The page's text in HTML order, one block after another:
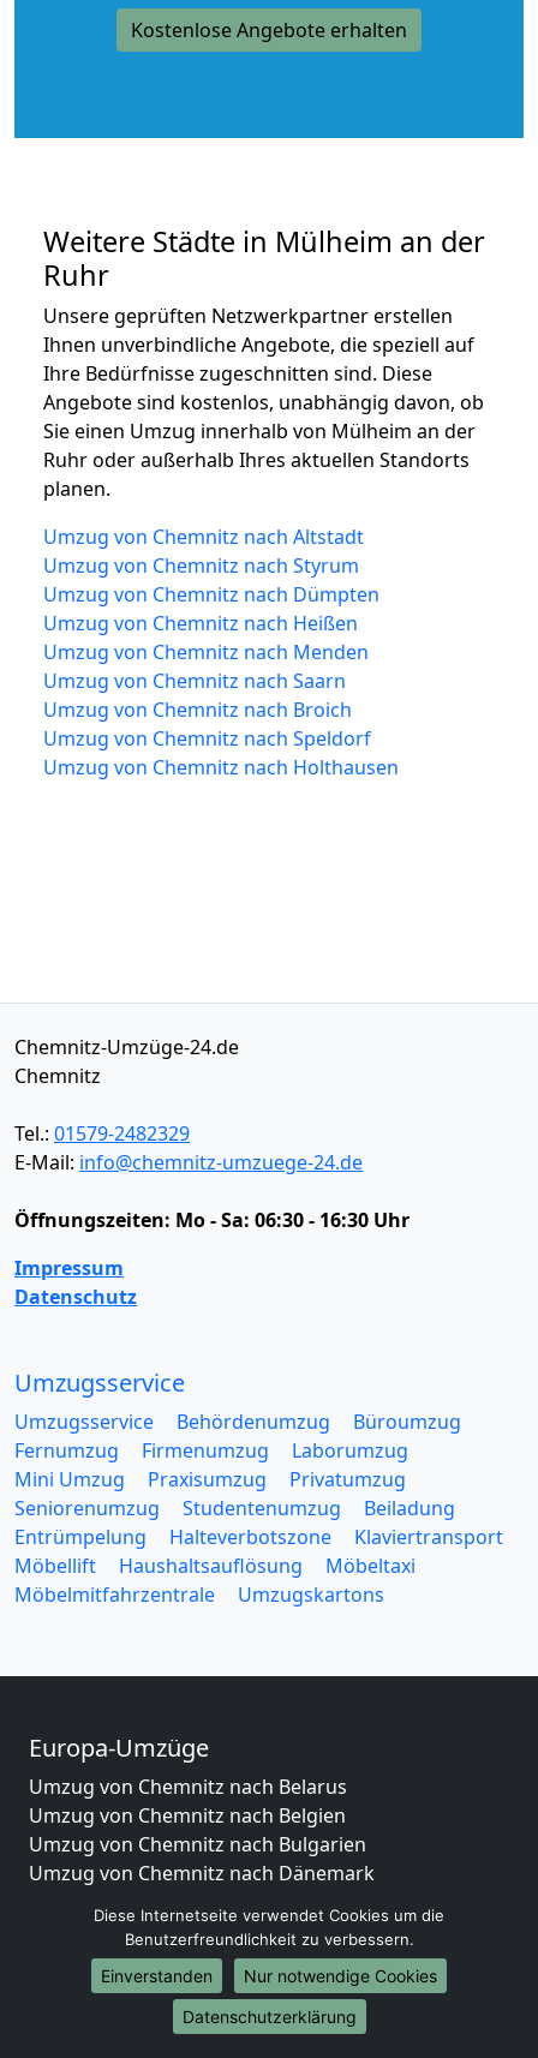
Kostenlose Angebote erhalten
Weitere Städte in Mülheim an der
Ruhr
Unsere geprüften Netzwerkpartner erstellen
Ihnen unverbindliche Angebote, die speziell auf
Ihre Bedürfnisse zugeschnitten sind. Diese
Angebote sind kostenlos, unabhängig davon, ob
Sie einen Umzug innerhalb von Mülheim an der
Ruhr oder außerhalb Ihres aktuellen Standorts
planen.
Umzug von Chemnitz nach Altstadt
Umzug von Chemnitz nach Styrum
Umzug von Chemnitz nach Dümpten
Umzug von Chemnitz nach Heißen
Umzug von Chemnitz nach Menden
Umzug von Chemnitz nach Saarn
Umzug von Chemnitz nach Broich
Umzug von Chemnitz nach Speldorf
Umzug von Chemnitz nach Holthausen
Chemnitz-Umzüge-24.de
Chemnitz
Tel.: 01579-2482329
E-Mail: info@chemnitz-umzuege-24.de
Öffnungszeiten: Mo - Sa: 06:30 - 16:30 Uhr
Impressum
Datenschutz
Umzugsservice
Umzugsservice Behördenumzug
Büroumzug
Fernumzug
Firmenumzug
Laborumzug
Mini Umzug
Praxisumzug
Privatumzug
Seniorenumzug
Studentenumzug
Beiladung
Entrümpelung
Halteverbotszone
Klaviertransport
Möbellift
Haushaltsauflösung
Möbeltaxi
Möbelmitfahrzentrale
Umzugskartons
Europa-Umzüge
Umzug von Chemnitz nach Belarus
Umzug von Chemnitz nach Belgien
Umzug von Chemnitz nach Bulgarien
Umzug von Chemnitz nach Dänemark
Umzug von Chemnitz nach Portugal
Umzug von Chemnitz nach Bosnien
und Herzegowina
Umzug von Chemnitz nach Irland
Diese Internetseite verwendet Cookies um die
Benutzerfreundlichkeit zu verbessern.
Einverstanden
Nur notwendige Cookies
Datenschutzerklärung